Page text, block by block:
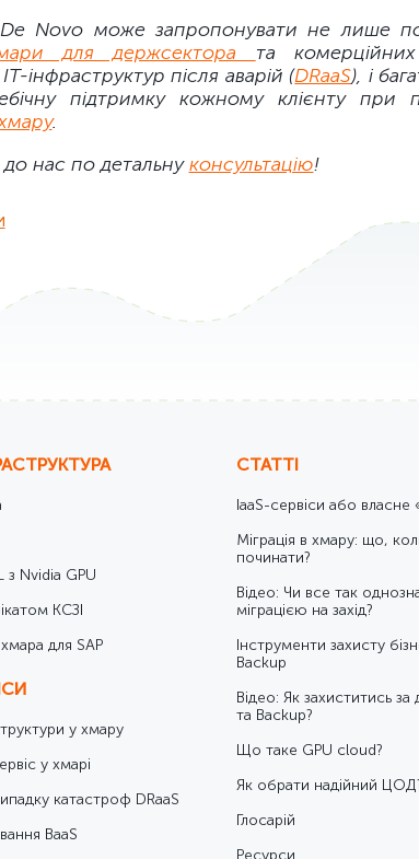
Novo може запропонувати не лише
для держсектора та
інфраструктур після аварій (DRaaS), і
підтримку кожному клієнту при
.
до нас по детальнуконсультацію!
з Nvidia GPU
КСЗІ
для SAP
у хмару
у хмарі
катастроф DRaaS
BaaS
СТАТТІ
IaaS-сервіси або власне
Міграція в хмару: що,
починати?
Відео: Чи все так
міграцією на захід?
Інструменти захисту
Backup
Відео: Як захиститись
та Backup?
Що таке GPU cloud?
Як обрати надійний
Глосарій
Ресурси